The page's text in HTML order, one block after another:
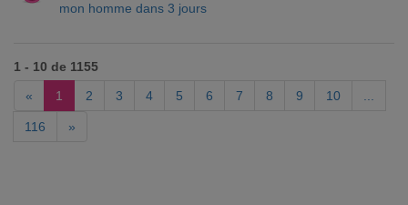
mon homme dans 3 jours
1 - 10 de 1155
«
1 2 3 4 5 6 7 8 9 10
116 »